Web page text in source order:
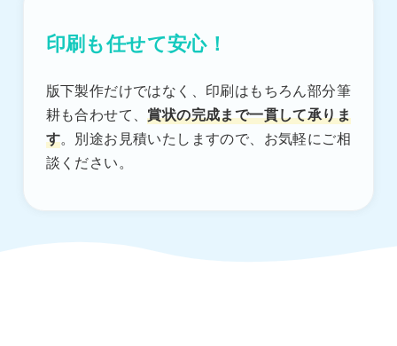
印刷も任せて安心！
版下製作だけではなく、印刷はもちろん部分筆
耕も合わせて、賞状の完成まで一貫して承りま
す。別途お見積いたしますので、お気軽にご相
談ください。